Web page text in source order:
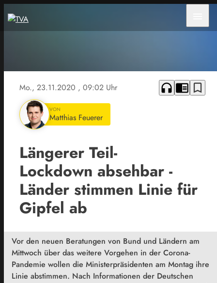
Mo., 23.11.2020 , 09:02 Uhr headphones chrome_reader_mode bookmark_border
VON
Matthias Feuerer
Längerer Teil-
Lockdown absehbar -
Länder stimmen Linie für
Gipfel ab
Vor den neuen Beratungen von Bund und Ländern am
Mittwoch über das weitere Vorgehen in der Corona-
Pandemie wollen die Ministerpräsidenten am Montag ihre
Linie abstimmen. Nach Informationen der Deutschen